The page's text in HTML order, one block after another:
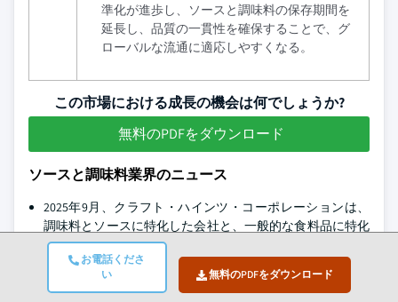
お電話くださ
い
無料のPDFをダウンロード
準化が進歩し、ソースと調味料の保存期間を
延長し、品質の一貫性を確保することで、グ
ローバルな流通に適応しやすくなる。
この市場における成長の機会は何でしょうか?
無料のPDFをダウンロード
ソースと調味料業界のニュース
2025年9月、クラフト・ハインツ・コーポレーションは、
調味料とソースに特化した会社と、一般的な食料品に特化
した会社の2つに分割され、上場することを発表しまし
た。どちらの会社もまだ名前が付いていません。
2025年3月、FMCG企業のアダニ・ウィルマー・リミテッド